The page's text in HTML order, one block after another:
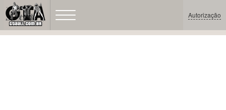
Autorização